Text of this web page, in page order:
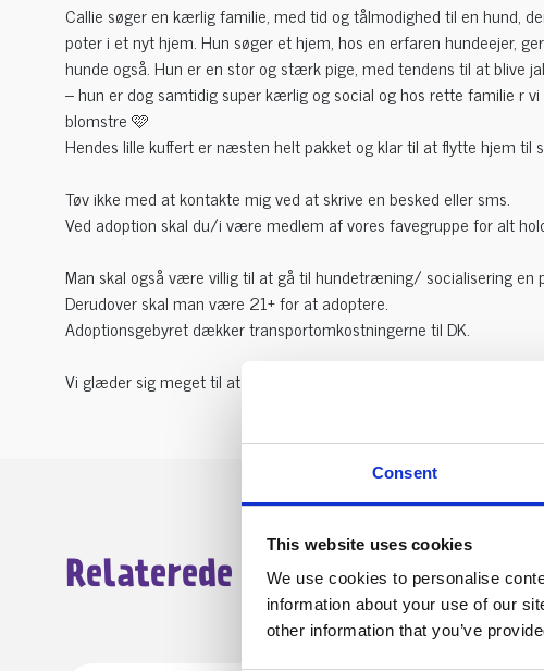
Consent
This website uses cookies
We use cookies to personalise
information about your use of our
other information that you’ve
Callie søger en kærlig familie, med tid og tålmodighed til en hund,
poter i et nyt hjem. Hun søger et hjem, hos en erfaren hundeejer,
hunde også. Hun er en stor og stærk pige, med tendens til at blive
– hun er dog samtidig super kærlig og social og hos rette familie r
blomstre 🩷
Hendes lille kuffert er næsten helt pakket og klar til at flytte hjem til
Tøv ikke med at kontakte mig ved at skrive en besked eller sms.
Ved adoption skal du/i være medlem af vores favegruppe for alt
Man skal også være villig til at gå til hundetræning/ socialisering en
Derudover skal man være 21+ for at adoptere.
Adoptionsgebyret dækker transportomkostningerne til DK.
Vi glæder sig meget til at høre fra jer🩷
Relaterede annoncer